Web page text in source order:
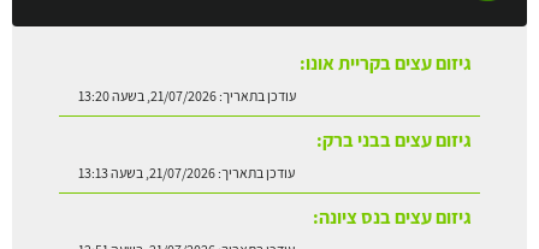
עודכן בתאריך:21/07/2026, בשעה 13:20
גיזום עצים בבני ברק:
עודכן בתאריך:21/07/2026, בשעה 13:13
גיזום עצים בנס ציונה:
עודכן בתאריך: 21/07/2026, בשעה 12:51
התקנת דשא סינטטי על ריצוף: